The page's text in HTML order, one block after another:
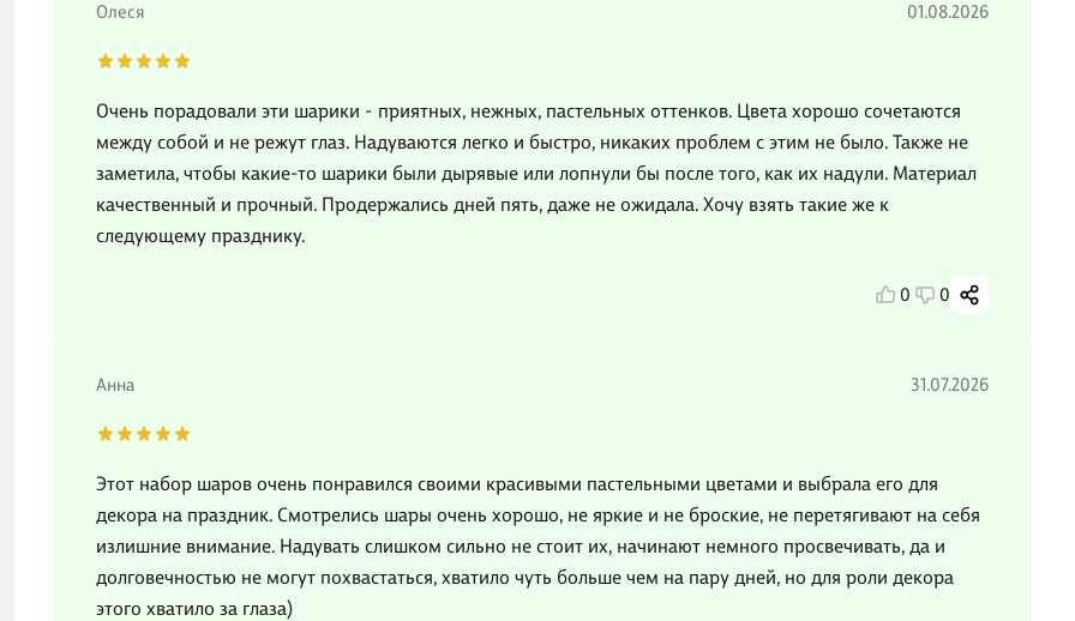
Олеся 01.08.2026
Очень порадовали эти шарики - приятных, нежных, пастельных оттенков. Цвета хорошо сочетаются
между собой и не режут глаз. Надуваются легко и быстро, никаких проблем с этим не было. Также не
заметила, чтобы какие-то шарики были дырявые или лопнули бы после того, как их надули. Материал
качественный и прочный. Продержались дней пять, даже не ожидала. Хочу взять такие же к
следующему празднику.
0 0
Анна 31.07.2026
Этот набор шаров очень понравился своими красивыми пастельными цветами и выбрала его для
декора на праздник. Смотрелись шары очень хорошо, не яркие и не броские, не перетягивают на себя
излишние внимание. Надувать слишком сильно не стоит их, начинают немного просвечивать, да и
долговечностью не могут похвастаться, хватило чуть больше чем на пару дней, но для роли декора
этого хватило за глаза)